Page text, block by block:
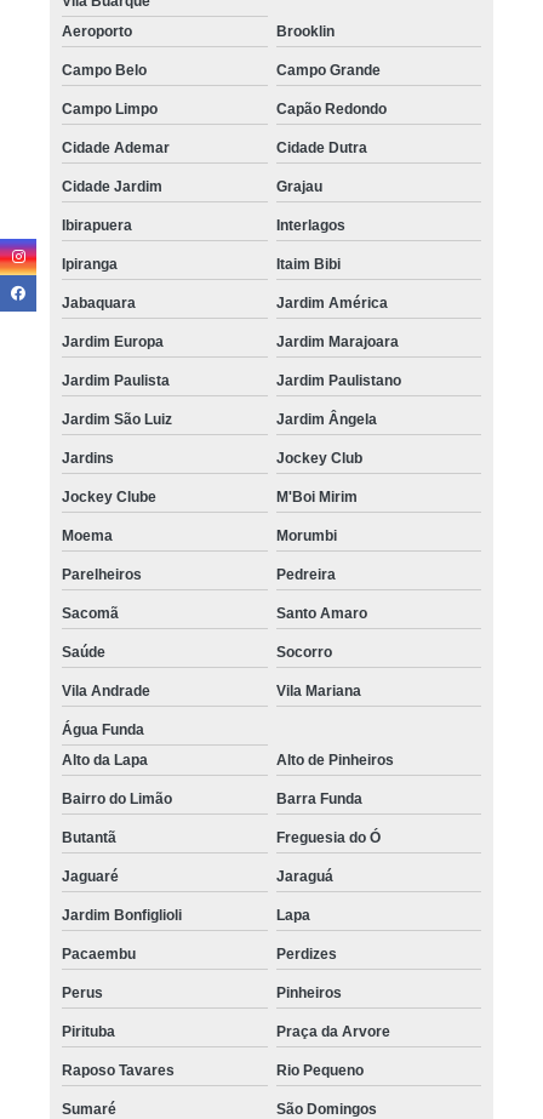
Aeroporto
Brooklin
Campo Belo Campo Grande
Campo Limpo Capão Redondo
Cidade Ademar Cidade Dutra
Cidade Jardim Grajau
Ibirapuera Interlagos
Ipiranga Itaim Bibi
Jabaquara Jardim América
Jardim Europa Jardim Marajoara
Jardim Paulista Jardim Paulistano
Jardim São Luiz Jardim Ângela
Jardins Jockey Club
Jockey Clube M'Boi Mirim
Moema Morumbi
Parelheiros Pedreira
Sacomã Santo Amaro
Saúde Socorro
Vila Andrade Vila Mariana
Água Funda
Alto da Lapa
Alto de Pinheiros
Bairro do Limão Barra Funda
Butantã Freguesia do Ó
Jaguaré Jaraguá
Jardim Bonfiglioli Lapa
Pacaembu Perdizes
Perus Pinheiros
Pirituba Praça da Arvore
Raposo Tavares Rio Pequeno
Sumaré São Domingos